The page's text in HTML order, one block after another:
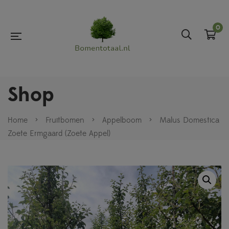
0
Shop
Home > Fruitbomen > Appelboom >
Malus Domestica
Zoete Ermgaard (Zoete Appel)